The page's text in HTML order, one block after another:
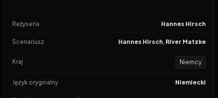
Reżyseria Hannes Hirsch
Scenariusz Hannes Hirsch, River Matzke
Kraj Niemcy
Język oryginalny Niemiecki